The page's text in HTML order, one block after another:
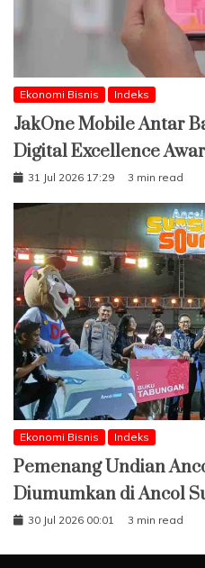
Ekonomi Bisnis Indeks
JakOne Mobile Antar
Digital Excellence
31 Jul 2026 17:29 3 min read
Ekonomi Bisnis Indeks
Pemenang Undian
Diumumkan di Ancol
30 Jul 2026 00:01 3 min read